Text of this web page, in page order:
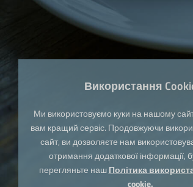
Використання
Ми використовуємо куки на нашому
вам кращий сервіс. Продовжуючи
сайт, ви дозволяєте нам
отримання додаткової інформації,
перегляньте нашПолітика
cookie.